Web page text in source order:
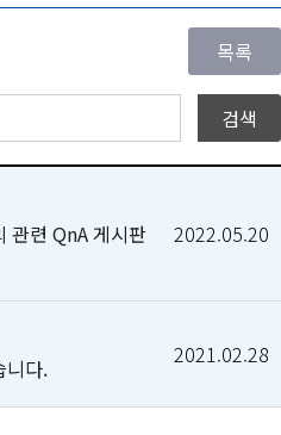
관련 QnA 게시판
2022.05.20
니다.
2021.02.28